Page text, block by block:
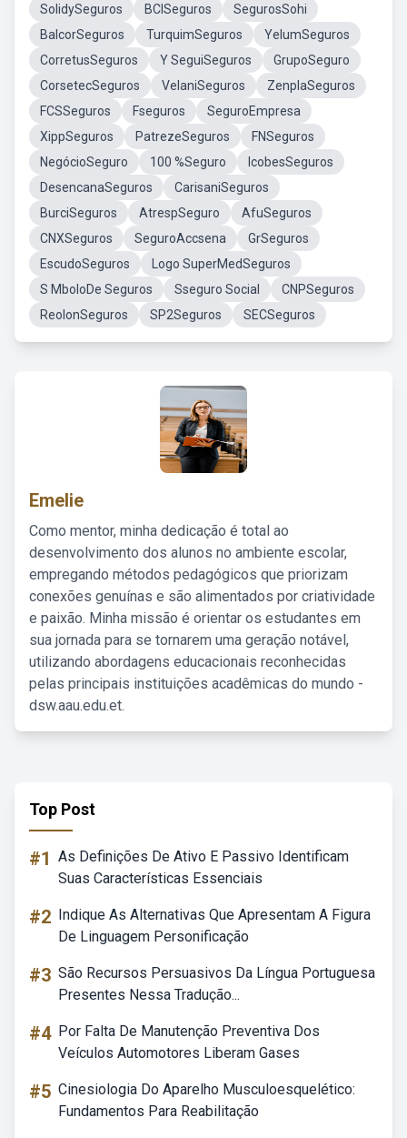
SolidySeguros BCISeguros
SegurosSohi
BalcorSeguros
TurquimSeguros
YelumSeguros
CorretusSeguros
Y SeguiSeguros
GrupoSeguro
CorsetecSeguros
VelaniSeguros
ZenplaSeguros
FCSSeguros
Fseguros
SeguroEmpresa
XippSeguros
PatrezeSeguros
FNSeguros
NegócioSeguro
100 %Seguro
IcobesSeguros
DesencanaSeguros
CarisaniSeguros
BurciSeguros
AtrespSeguro
AfuSeguros
CNXSeguros
SeguroAccsena
GrSeguros
EscudoSeguros
Logo SuperMedSeguros
S MboloDe Seguros
Sseguro Social
CNPSeguros
ReolonSeguros
SP2Seguros SECSeguros
Emelie
Como mentor, minha dedicação é total ao
desenvolvimento dos alunos no ambiente escolar,
empregando métodos pedagógicos que priorizam
conexões genuínas e são alimentados por criatividade
e paixão. Minha missão é orientar os estudantes em
sua jornada para se tornarem uma geração notável,
utilizando abordagens educacionais reconhecidas
pelas principais instituições acadêmicas do mundo -
dsw.aau.edu.et.
Top Post
#1 As Definições De Ativo E Passivo Identificam
Suas Características Essenciais
#2 Indique As Alternativas Que Apresentam A Figura
De Linguagem Personificação
#3 São Recursos Persuasivos Da Língua Portuguesa
Presentes Nessa Tradução...
#4 Por Falta De Manutenção Preventiva Dos
Veículos Automotores Liberam Gases
#5 Cinesiologia Do Aparelho Musculoesquelético:
Fundamentos Para Reabilitação